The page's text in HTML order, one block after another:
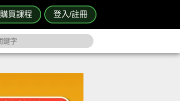
購買課程 登入/註冊